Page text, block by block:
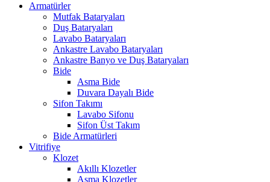
Armatürler
Mutfak Bataryaları
Duş Bataryaları
Lavabo Bataryaları
Ankastre Lavabo Bataryaları
Ankastre Banyo ve Duş Bataryaları
Bide
Asma Bide
Duvara Dayalı Bide
Sifon Takımı
Lavabo Sifonu
Sifon Üst Takım
Bide Armatürleri
Vitrifiye
Klozet
Akıllı Klozetler
Asma Klozetler